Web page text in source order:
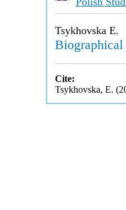
Tsykhovska E.
Cite:
Tsykhovska, E.